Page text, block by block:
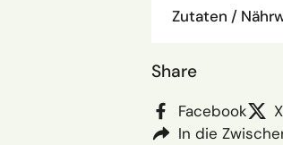
Zutaten /
Share
Facebook
In die